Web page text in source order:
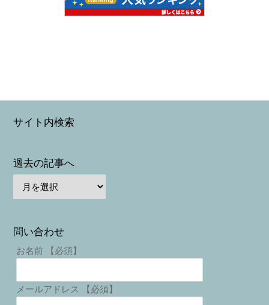
サイト内検索
過去の記事へ
問い合わせ
お名前 【必須】
メールアドレス 【必須】